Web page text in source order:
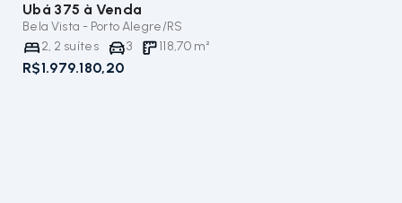
Ubá 375 à Venda
Bela Vista - Porto Alegre/RS
2, 2 suítes 3 118,70 m²
R$1.979.180,20